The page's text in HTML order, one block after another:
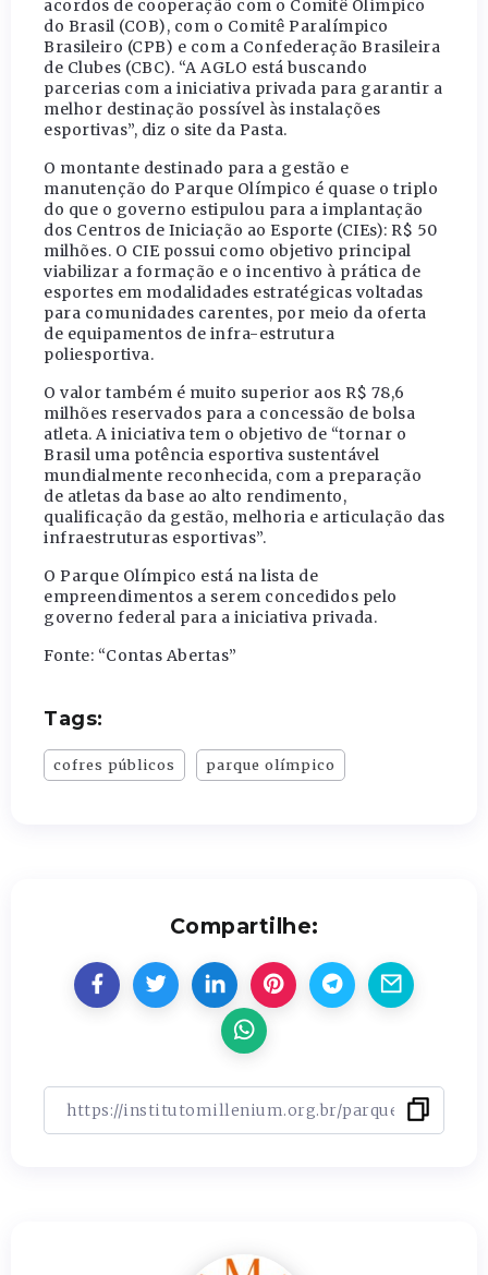
acordos de cooperação com o Comitê Olímpico
do Brasil (COB), com o Comitê Paralímpico
Brasileiro (CPB) e com a Confederação Brasileira
de Clubes (CBC). “A AGLO está buscando
parcerias com a iniciativa privada para garantir a
melhor destinação possível às instalações
esportivas”, diz o site da Pasta.
O montante destinado para a gestão e
manutenção do Parque Olímpico é quase o triplo
do que o governo estipulou para a implantação
dos Centros de Iniciação ao Esporte (CIEs): R$ 50
milhões. O CIE possui como objetivo principal
viabilizar a formação e o incentivo à prática de
esportes em modalidades estratégicas voltadas
para comunidades carentes, por meio da oferta
de equipamentos de infra-estrutura
poliesportiva.
O valor também é muito superior aos R$ 78,6
milhões reservados para a concessão de bolsa
atleta. A iniciativa tem o objetivo de “tornar o
Brasil uma potência esportiva sustentável
mundialmente reconhecida, com a preparação
de atletas da base ao alto rendimento,
qualificação da gestão, melhoria e articulação das
infraestruturas esportivas”.
O Parque Olímpico está na lista de
empreendimentos a serem concedidos pelo
governo federal para a iniciativa privada.
Fonte: “Contas Abertas”
Tags:
cofres públicos parque olímpico
Compartilhe: